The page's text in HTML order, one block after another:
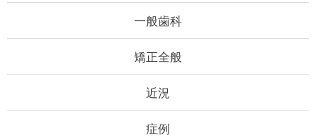
一般歯科
矯正全般
近況
症例